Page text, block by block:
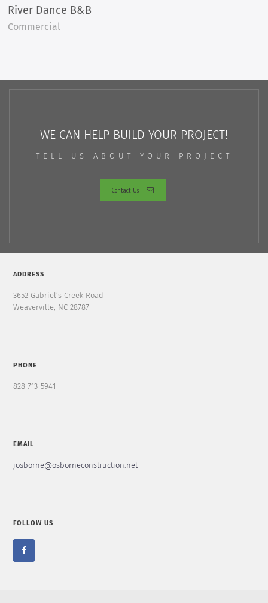
River Dance B&B
Commercial
WE CAN HELP BUILD YOUR PROJECT!
TELL US ABOUT YOUR PROJECT
Contact Us
ADDRESS
3652 Gabriel’s Creek Road
Weaverville, NC 28787
PHONE
828-713-5941
EMAIL
josborne@osborneconstruction.net
FOLLOW US